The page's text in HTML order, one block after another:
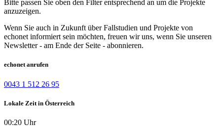
Bitte passen Sie oben den Filter entsprechend an um die Projekte
anzuzeigen.
Wenn Sie auch in Zukunft über Fallstudien und Projekte von
echonet informiert sein möchten, freuen wir uns, wenn Sie unseren
Newsletter - am Ende der Seite - abonnieren.
echonet anrufen
0043 1 512 26 95
Lokale Zeit in Österreich
00:20 Uhr